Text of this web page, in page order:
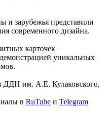
и зарубежья представили
современного дизайна.
карточек
уникальных
ДДН им. А.Е. Кулаковского,
в RuTube и Telegram